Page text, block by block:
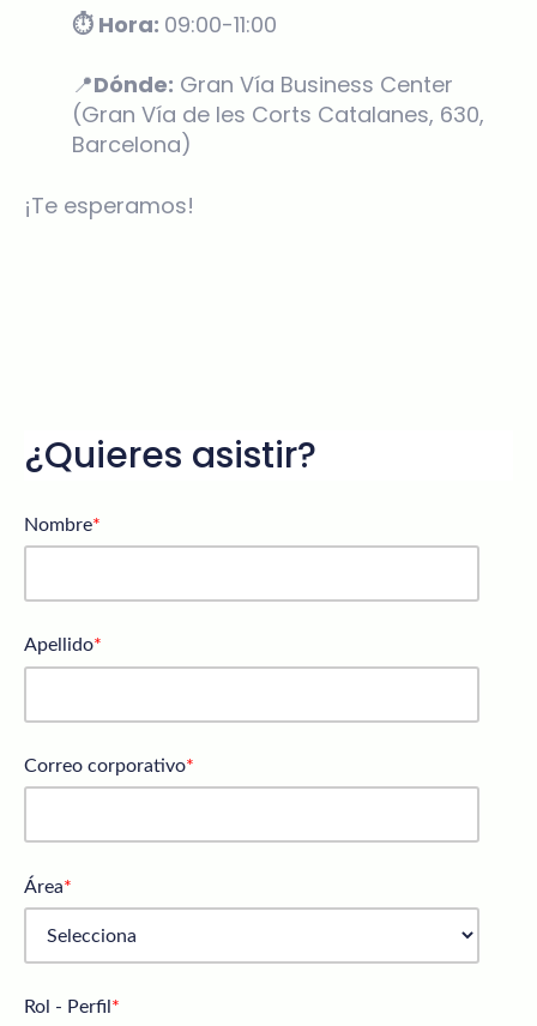
⏱️ Hora: 09:00-11:00
📍Dónde: Gran Vía Business Center
(Gran Vía de les Corts Catalanes, 630,
Barcelona)
¡Te esperamos!
¿Quieres asistir?
Nombre*
Apellido*
Correo corporativo*
Área*
Rol - Perfil *